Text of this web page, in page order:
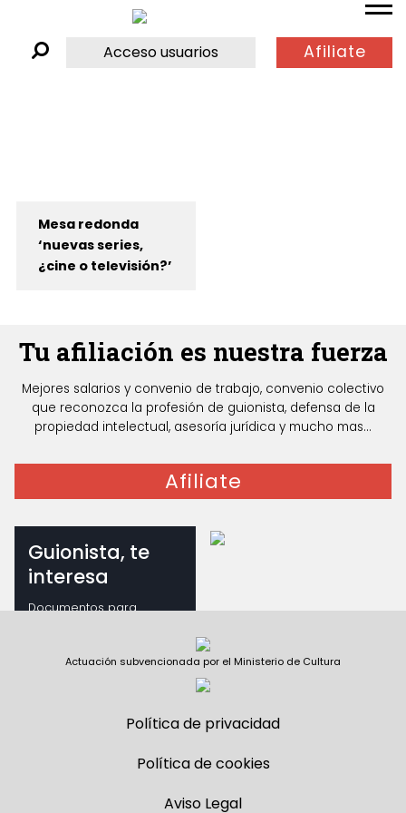
Acceso usuarios Afiliate
Mesa redonda
‘nuevas series,
¿cine o televisión?’
Tu afiliación es nuestra fuerza
Mejores salarios y convenio de trabajo, convenio colectivo
que reconozca la profesión de guionista, defensa de la
propiedad intelectual, asesoría jurídica y mucho mas...
Afiliate
Guionista, te
interesa
Documentos para
Actuación subvencionada por el Ministerio de Cultura
Política de privacidad
Política de cookies
Aviso Legal